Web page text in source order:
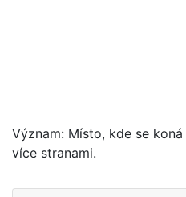
Význam: Místo, kde se
více stranami.